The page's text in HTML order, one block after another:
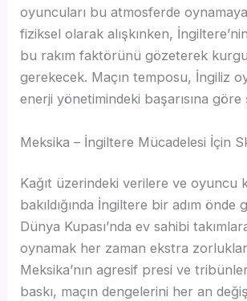
oyuncuları bu atmosferde
fiziksel olarak alışkınken,
bu rakım faktörünü gözeterek
gerekecek. Maçın temposu, İngiliz
enerji yönetimindeki başarısına göre
Meksika – İngiltere Mücadelesi İçin
Kağıt üzerindeki verilere ve oyuncu
bakıldığında İngiltere bir adım önde
Dünya Kupası’nda ev sahibi
oynamak her zaman ekstra zorluklar
Meksika’nın agresif presi ve
baskı, maçın dengelerini her an